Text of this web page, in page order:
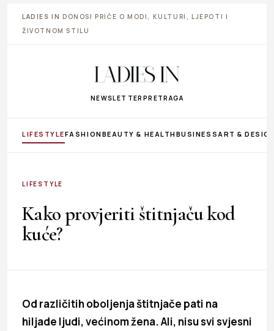
LADIES IN DONOSI PRIČE O MODI, KULTURI, LJEPOTI I
ŽIVOTNOM STILU
NEWSLETTER PRETRAGA
LIFESTYLEFASHIONBEAUTY & HEALTHBUSINESS ART &
LIFESTYLE
Kako provjeriti štitnjaču kod
kuće?
Od različitih oboljenja štitnjače pati na
hiljade ljudi, većinom žena. Ali, nisu svi svjesni